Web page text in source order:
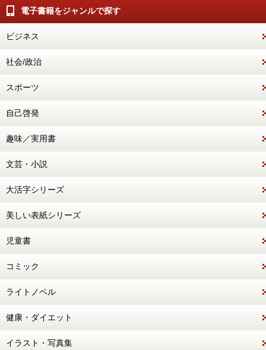
電子書籍をジャンルで探す
ビジネス
社会/政治
スポーツ
自己啓発
趣味／実用書
文芸・小説
大活字シリーズ
美しい表紙シリーズ
児童書
コミック
ライトノベル
健康・ダイエット
イラスト・写真集